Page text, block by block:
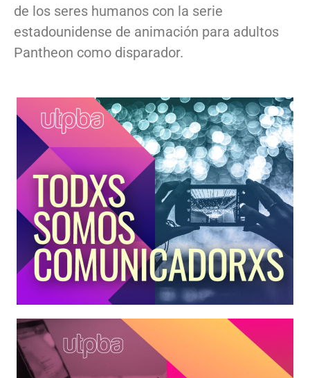
de los seres humanos con la serie
estadounidense de animación para adultos
Pantheon como disparador.